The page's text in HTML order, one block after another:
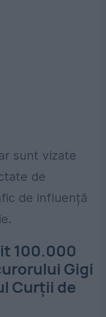
sunt vizate
de
de influență
100.000
Gigi
Curții de